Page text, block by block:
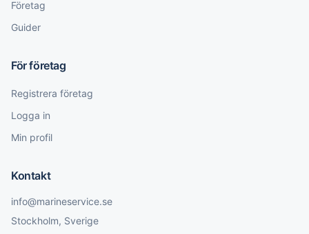
Företag
Guider
För företag
Registrera företag
Logga in
Min profil
Kontakt
info@marineservice.se
Stockholm, Sverige